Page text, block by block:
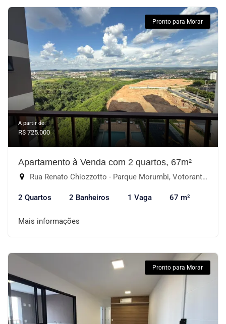
Pronto para Morar
A partir de:
R$ 725.000
Apartamento à Venda com 2 quartos, 67m²
Rua Renato Chiozzotto - Parque Morumbi, Votorantim-SP
2 Quartos 2 Banheiros 1 Vaga 67 m²
Mais informações
Pronto para Morar